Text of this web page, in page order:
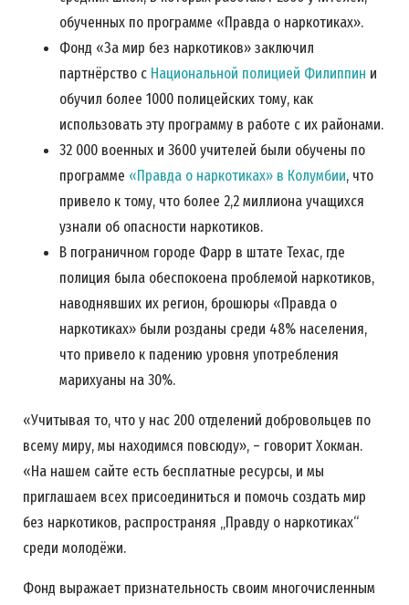
обученных по программе «Правда о наркотиках».
Фонд «За мир без наркотиков» заключил
партнёрство с Национальной полицией Филиппин и
обучил более 1000 полицейских тому, как
использовать эту программу в работе с их районами.
32 000 военных и 3600 учителей были обучены по
программе «Правда о наркотиках» в Колумбии, что
привело к тому, что более 2,2 миллиона учащихся
узнали об опасности наркотиков.
В пограничном городе Фарр в штате Техас, где
полиция была обеспокоена проблемой наркотиков,
наводнявших их регион, брошюры «Правда о
наркотиках» были розданы среди 48% населения,
что привело к падению уровня употребления
марихуаны на 30%.
«Учитывая то, что у нас 200 отделений добровольцев по
всему миру, мы находимся повсюду», – говорит Хокман.
«На нашем сайте есть бесплатные ресурсы, и мы
приглашаем всех присоединиться и помочь создать мир
без наркотиков, распространяя „Правду о наркотиках“
среди молодёжи.
Фонд выражает признательность своим многочисленным